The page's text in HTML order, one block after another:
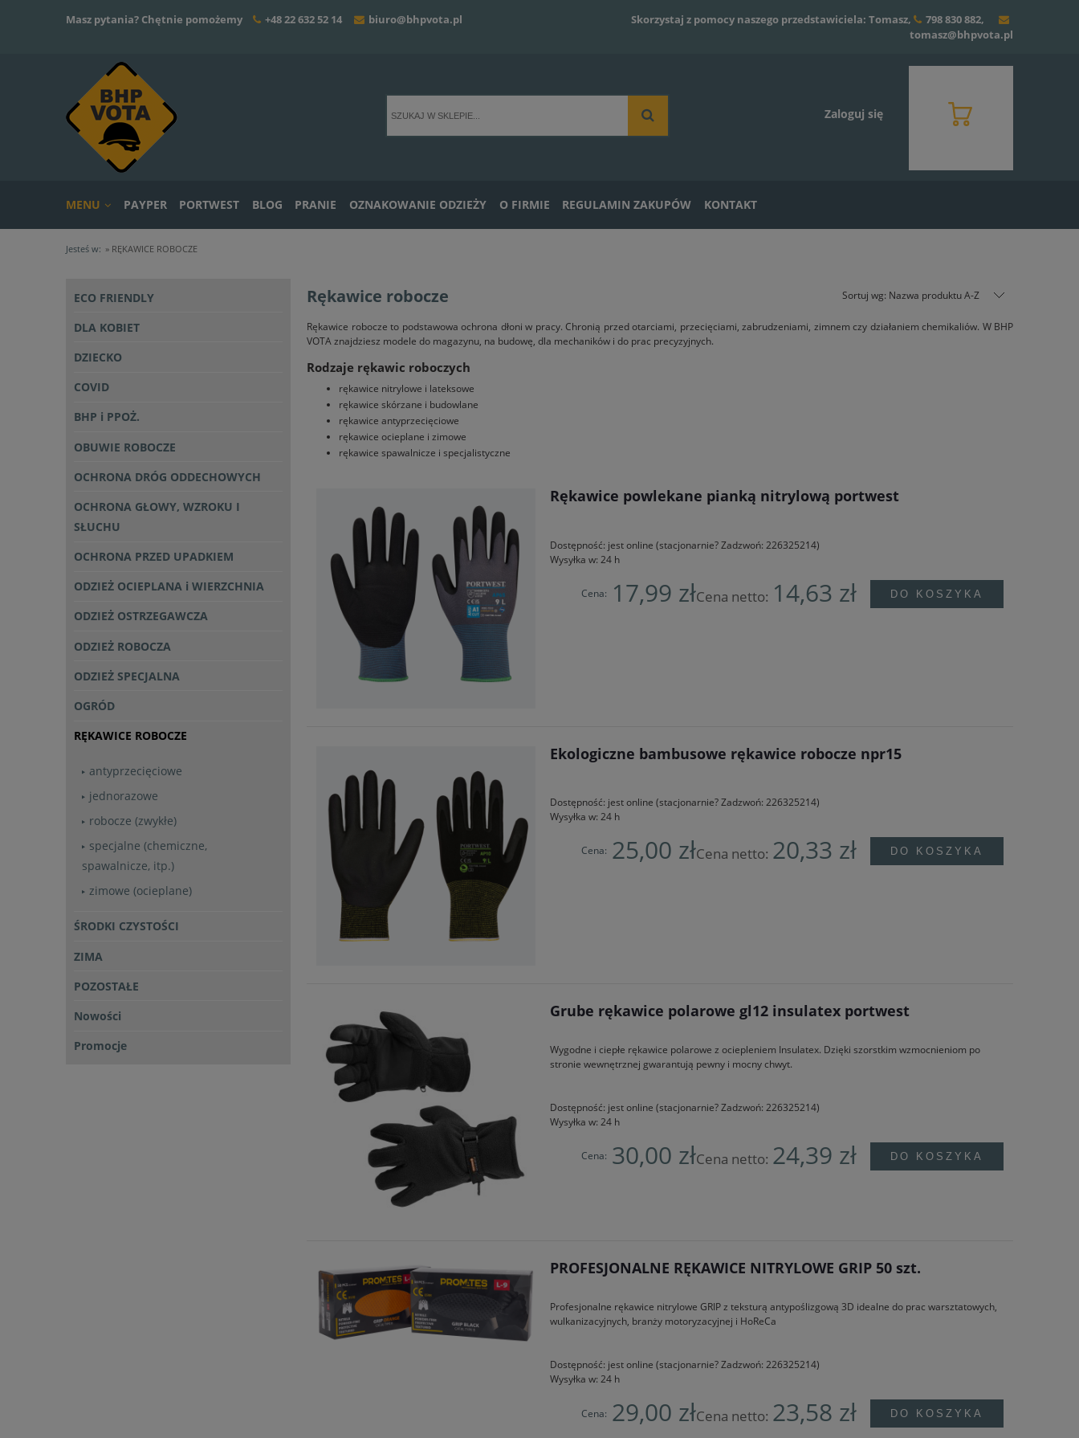
Masz pytania? Chętnie pomożemy +48 22 632 52 14 biuro@bhpvota.pl Skorzystaj z pomocy naszego przedstawiciela: Tomasz, 798 830 882,
tomasz@bhpvota.pl
Zaloguj się
MENU PAYPER PORTWEST BLOG PRANIE OZNAKOWANIE ODZIEŻY O FIRMIE REGULAMIN ZAKUPÓW KONTAKT
Jesteś w: » RĘKAWICE ROBOCZE
ECO FRIENDLY
DLA KOBIET
DZIECKO
COVID
BHP i PPOŻ.
OBUWIE ROBOCZE
OCHRONA DRÓG ODDECHOWYCH
OCHRONA GŁOWY, WZROKU I
SŁUCHU
OCHRONA PRZED UPADKIEM
ODZIEŻ OCIEPLANA i WIERZCHNIA
ODZIEŻ OSTRZEGAWCZA
ODZIEŻ ROBOCZA
ODZIEŻ SPECJALNA
OGRÓD
RĘKAWICE ROBOCZE
antyprzecięciowe
jednorazowe
robocze (zwykłe)
specjalne (chemiczne,
spawalnicze, itp.)
zimowe (ocieplane)
ŚRODKI CZYSTOŚCI
ZIMA
POZOSTAŁE
Nowości
Promocje
Rękawice robocze Sortuj wg: Nazwa produktu A-Z
Rękawice robocze to podstawowa ochrona dłoni w pracy. Chronią przed otarciami, przecięciami, zabrudzeniami, zimnem czy działaniem chemikaliów. W BHP
VOTA znajdziesz modele do magazynu, na budowę, dla mechaników i do prac precyzyjnych.
Rodzaje rękawic roboczych
rękawice nitrylowe i lateksowe
rękawice skórzane i budowlane
rękawice antyprzecięciowe
rękawice ocieplane i zimowe
rękawice spawalnicze i specjalistyczne
Rękawice powlekane pianką nitrylową portwest
Dostępność: jest online (stacjonarnie? Zadzwoń: 226325214)
Wysyłka w: 24 h
Cena: 17,99 złCena netto: 14,63 zł DO KOSZYKA
Ekologiczne bambusowe rękawice robocze npr15
Dostępność: jest online (stacjonarnie? Zadzwoń: 226325214)
Wysyłka w: 24 h
Cena: 25,00 złCena netto: 20,33 zł DO KOSZYKA
Grube rękawice polarowe gl12 insulatex portwest
Wygodne i ciepłe rękawice polarowe z ociepleniem Insulatex. Dzięki szorstkim wzmocnieniom po
stronie wewnętrznej gwarantują pewny i mocny chwyt.
Dostępność: jest online (stacjonarnie? Zadzwoń: 226325214)
Wysyłka w: 24 h
Cena: 30,00 złCena netto: 24,39 zł DO KOSZYKA
PROFESJONALNE RĘKAWICE NITRYLOWE GRIP 50 szt.
Profesjonalne rękawice nitrylowe GRIP z teksturą antypoślizgową 3D idealne do prac warsztatowych,
wulkanizacyjnych, branży motoryzacyjnej i HoReCa
Dostępność: jest online (stacjonarnie? Zadzwoń: 226325214)
Wysyłka w: 24 h
Cena: 29,00 złCena netto: 23,58 zł DO KOSZYKA